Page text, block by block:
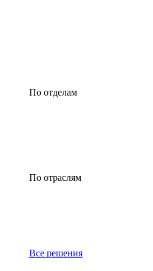
По отделам
По отраслям
Все решения